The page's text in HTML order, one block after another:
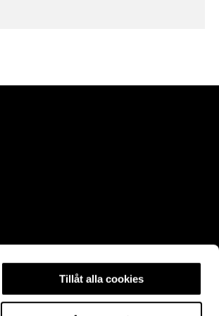
Tillåt alla cookies